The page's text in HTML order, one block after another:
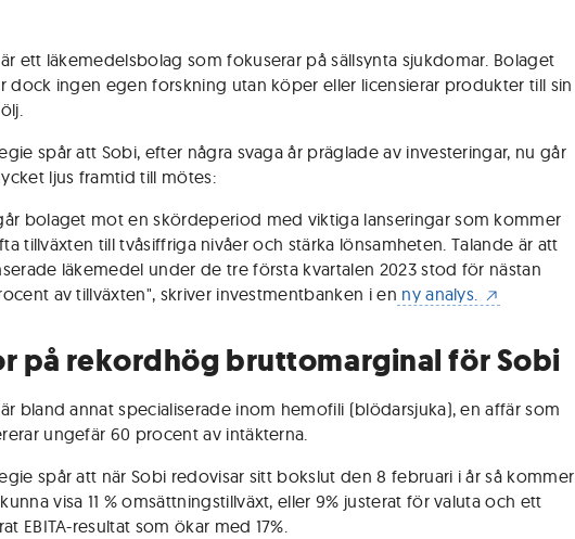
ett läkemedelsbolag som fokuserar på sällsynta sjukdomar. Bolaget
dock ingen egen forskning utan köper eller licensierar produkter till sin
spår att Sobi, efter några svaga år präglade av investeringar, nu går
ljus framtid till mötes:
bolaget mot en skördeperiod med viktiga lanseringar som kommer
tillväxten till tvåsiffriga nivåer och stärka lönsamheten. Talande är att
läkemedel under de tre första kvartalen 2023 stod för nästan
av tillväxten", skriver investmentbanken i en ny analys.
på rekordhög bruttomarginal för Sobi
bland annat specialiserade inom hemofili (blödarsjuka), en affär som
ungefär 60 procent av intäkterna.
spår att när Sobi redovisar sitt bokslut den 8 februari i år så kommer
visa 11 % omsättningstillväxt, eller 9% justerat för valuta och ett
EBITA-resultat som ökar med 17%.